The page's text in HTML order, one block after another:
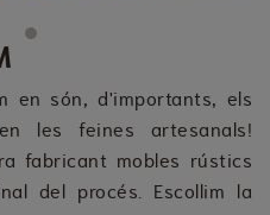
en són, d'importants, els
les feines artesanals!
fabricant mobles rústics
del procés. Escollim la